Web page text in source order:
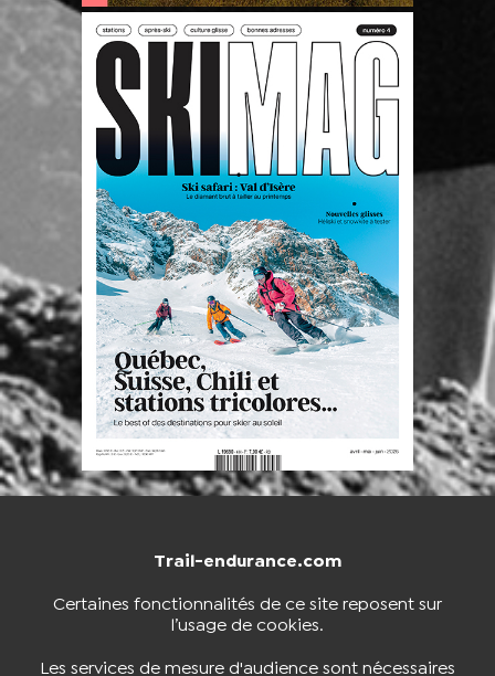
Trail-endurance.com
Certaines fonctionnalités de ce site reposent sur
l’usage de cookies.
Les services de mesure d'audience sont nécessaires
NOUS CONTACTER BOUTIQUE